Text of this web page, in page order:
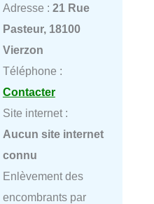
Adresse : 21 Rue
Pasteur, 18100
Vierzon
Téléphone :
Contacter
Site internet :
Aucun site internet
connu
Enlèvement des
encombrants par